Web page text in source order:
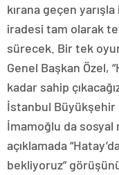
kırana geçen yarışla
iradesi tam olarak
sürecek. Bir tek
Genel Başkan Özel,
kadar sahip
İstanbul Büyükşehir
İmamoğlu da sosyal
açıklamada
bekliyoruz”